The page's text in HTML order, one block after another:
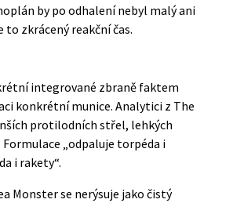
by po odhalení nebyl malý ani
zkrácený reakční čas.
integrované zbraně faktem
konkrétní munice. Analytici z The
protilodních střel, lehkých
„odpaluje torpéda i
i rakety“.
Monster se nerýsuje jako čistý